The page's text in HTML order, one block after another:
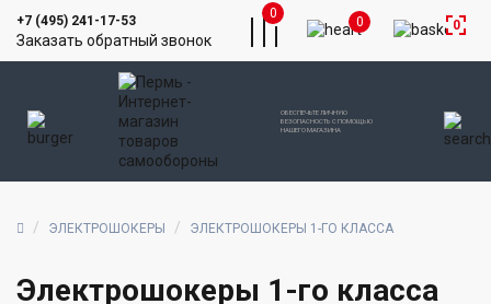
+7 (495) 241-17-53
Заказать обратный звонок
ОБЕСПЕЧЬТЕ ЛИЧНУЮ
БЕЗОПАСНОСТЬ С ПОМОЩЬЮ
НАШЕГО МАГАЗИНА
0
0 0
ЭЛЕКТРОШОКЕРЫ ЭЛЕКТРОШОКЕРЫ 1-ГО КЛАССА
Электрошокеры 1-го класса